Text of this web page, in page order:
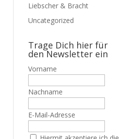
Liebscher & Bracht
Uncategorized
Trage Dich hier für
den Newsletter ein
Vorname
Nachname
E-Mail-Adresse